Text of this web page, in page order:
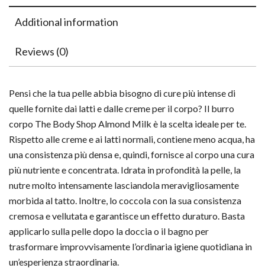
Additional information
Reviews (0)
Pensi che la tua pelle abbia bisogno di cure più intense di
quelle fornite dai latti e dalle creme per il corpo? Il burro
corpo The Body Shop Almond Milk è la scelta ideale per te.
Rispetto alle creme e ai latti normali, contiene meno acqua, ha
una consistenza più densa e, quindi, fornisce al corpo una cura
più nutriente e concentrata. Idrata in profondità la pelle, la
nutre molto intensamente lasciandola meravigliosamente
morbida al tatto. Inoltre, lo coccola con la sua consistenza
cremosa e vellutata e garantisce un effetto duraturo. Basta
applicarlo sulla pelle dopo la doccia o il bagno per
trasformare improvvisamente l’ordinaria igiene quotidiana in
un’esperienza straordinaria.